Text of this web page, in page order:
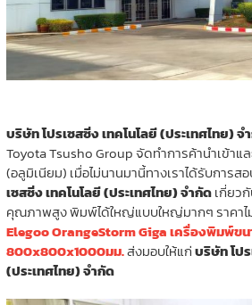
บริษัท โปรเซสซิ่ง เทคโนโลยี (ประเทศไทย) จ
Toyota Tsusho Group จัดทำการค้านําเข้า
(อลูมิเนียม) เมื่อไม่นานมานี้ทางเราได้รับการส
เซสซิ่ง เทคโนโลยี (ประเทศไทย) จำกัดเกี่ยว
คุณภาพสูง พิมพ์ได้ใหญ่แบบใหญ่มากๆ ราคาไ
Elegoo OrangeStorm Giga เครื่องพิมพ์ข
800x800x1000มม.ส่งมอบให้แก่บริษัท โป
(ประเทศไทย) จำกัด